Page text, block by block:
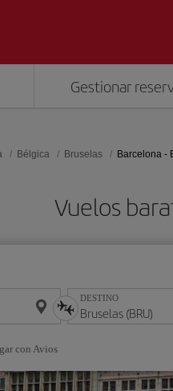
Gestionar
Bélgica Bruselas Barcelona -
Vuelos
DESTINO
con Avios